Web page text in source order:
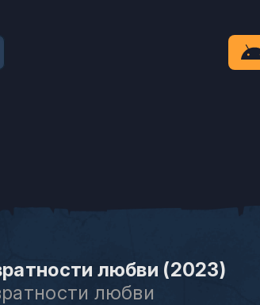
любви (2023)
любви